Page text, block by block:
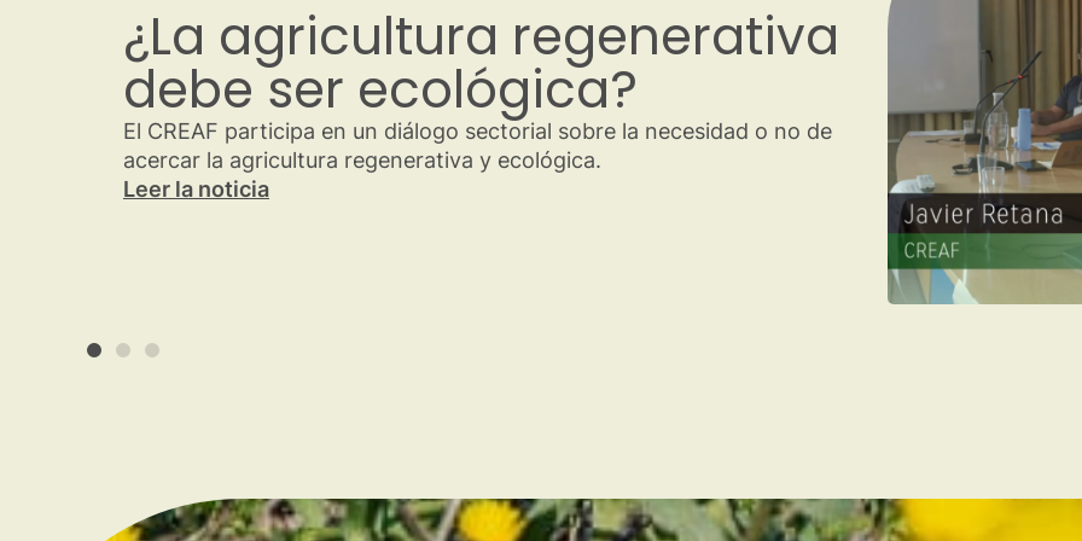
definir la agricultura
regenerativa
El CREAF y ARI han establecido criterios regenerativos consensuados con
el colectivo practicante ibérico durante el proyecto REGEN.